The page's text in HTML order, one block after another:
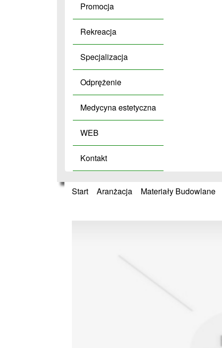
Promocja
Rekreacja
Specjalizacja
Odprężenie
Medycyna estetyczna
WEB
Kontakt
Start Aranżacja Materiały Budowlane